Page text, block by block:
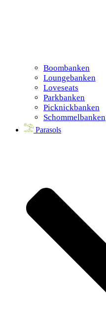
Boombanken
Loungebanken
Loveseats
Parkbanken
Picknickbanken
Schommelbanken
Parasols